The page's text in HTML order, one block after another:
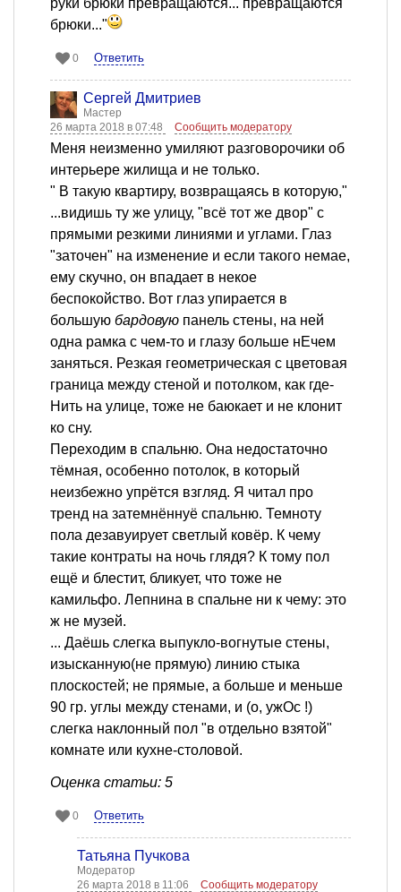
брюки..."
0 Ответить
Сергей Дмитриев
Мастер
26 марта 2018 в 07:48
Сообщить модератору
Меня неизменно умиляют разговорочики об
интерьере жилища и не только.
" В такую квартиру, возвращаясь в которую,"
...видишь ту же улицу, "всё тот же двор" с
прямыми резкими линиями и углами. Глаз
"заточен" на изменение и если такого немае,
ему скучно, он впадает в некое
беспокойство. Вот глаз упирается в
большую бардовую панель стены, на ней
одна рамка с чем-то и глазу больше нЕчем
заняться. Резкая геометрическая с цветовая
граница между стеной и потолком, как где-
Нить на улице, тоже не баюкает и не клонит
ко сну.
Переходим в спальню. Она недостаточно
тёмная, особенно потолок, в который
неизбежно упрётся взгляд. Я читал про
тренд на затемнённуё спальню. Темноту
пола дезавуирует светлый ковёр. К чему
такие контраты на ночь глядя? К тому пол
ещё и блестит, бликует, что тоже не
камильфо. Лепнина в спальне ни к чему: это
ж не музей.
... Даёшь слегка выпукло-вогнутые стены,
изысканную(не прямую) линию стыка
плоскостей; не прямые, а больше и меньше
90 гр. углы между стенами, и (о, ужОс !)
слегка наклонный пол "в отдельно взятой"
комнате или кухне-столовой.
Оценка статьи: 5
0 Ответить
Татьяна Пучкова
Модератор
26 марта 2018 в 11:06
Сообщить модератору